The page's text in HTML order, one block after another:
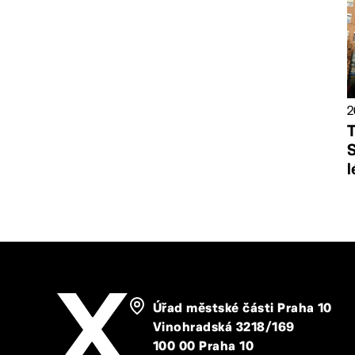
Úřad městské části Praha 10
Vinohradská 3218/169
100 00 Praha 10